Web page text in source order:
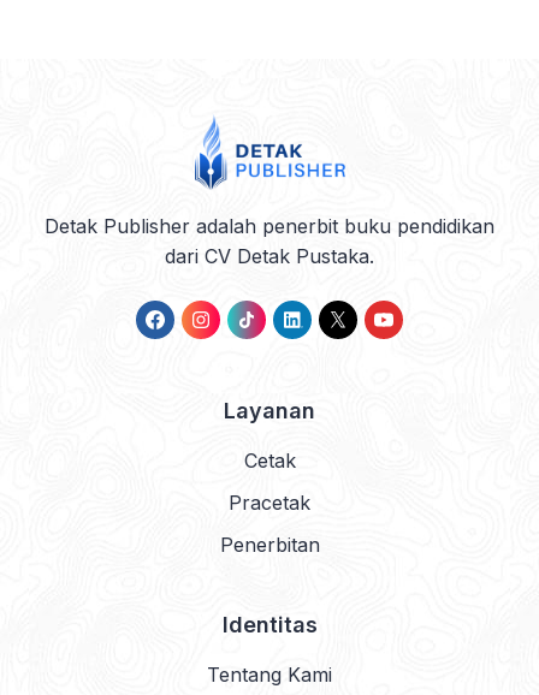
Detak Publisher adalah penerbit buku pendidikan
dari CV Detak Pustaka.
Layanan
Cetak
Pracetak
Penerbitan
Identitas
Tentang Kami